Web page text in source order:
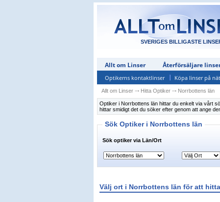
SVERIGES BILLIGASTE
Allt om Linser Återförsäljare
Optikerns kontaktlinser Köpa linser på
Allt om Linser⤏ Hitta Optiker⤏ Norrbottens län
Optiker i Norrbottens län hittar du enkelt via vårt
hittar smidigt det du söker efter genom att ange
Sök Optiker i Norrbottens län
Sök optiker via Län/Ort
Välj ort i Norrbottens län för att